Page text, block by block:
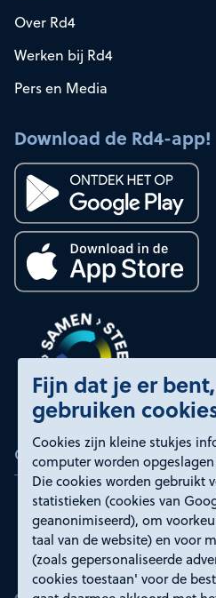
Fijn dat je er
gebruiken
Cookies zijn kleine stukjes
computer worden
Die cookies worden gebruikt
statistieken (cookies van
geanonimiseerd), om
taal van de website) en voor
(zoals gepersonaliseerde
cookies toestaan' voor de
Over Rd4
Werken bij Rd4
Pers en Media
Download de Rd4-app!
Certificeringen